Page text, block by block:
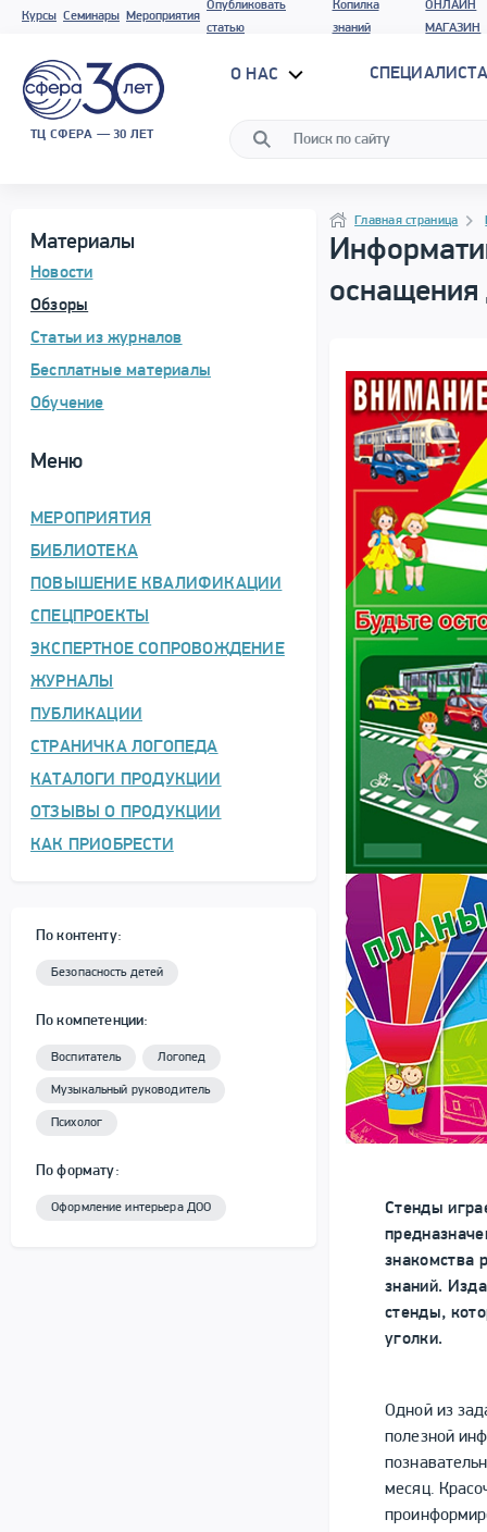
Курсы Семинары Мероприятия
Опубликовать
статью
Копилка
знаний
ОНЛАЙН
МАГАЗИН
ТЦ СФЕРА — 30 ЛЕТ
О НАС
Материалы
Новости
Обзоры
Статьи из журналов
Бесплатные материалы
Обучение
Меню
МЕРОПРИЯТИЯ
БИБЛИОТЕКА
ПОВЫШЕНИЕ КВАЛИФИКАЦИИ
СПЕЦПРОЕКТЫ
ЭКСПЕРТНОЕ СОПРОВОЖДЕНИЕ
ЖУРНАЛЫ
ПУБЛИКАЦИИ
СТРАНИЧКА ЛОГОПЕДА
КАТАЛОГИ ПРОДУКЦИИ
ОТЗЫВЫ О ПРОДУКЦИИ
КАК ПРИОБРЕСТИ
По контенту:
Безопасность детей
По компетенции:
Воспитатель Логопед
Музыкальный руководитель
Психолог
По формату:
Оформление интерьера ДОО
Программа материала
Навигация
НавигацияГлавная страница
оснащения
Стенды
знакомства
знаний.
стенды,
уголки.
Одной из
полезной
месяц.